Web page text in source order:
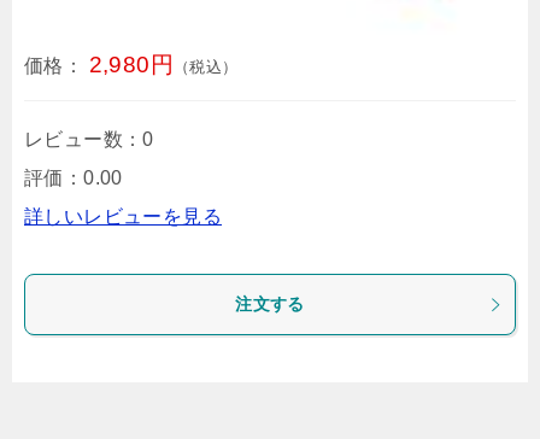
価格： 2,980円 （税込）
レビュー数：0
評価：0.00
詳しいレビューを見る
注文する